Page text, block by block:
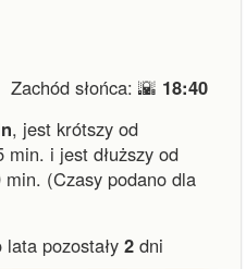
Zachód słońca: 🌇 18:40
, jest krótszy od
min. i jest dłuższy od
min. (Czasy podano dla
pozostały 2 dni